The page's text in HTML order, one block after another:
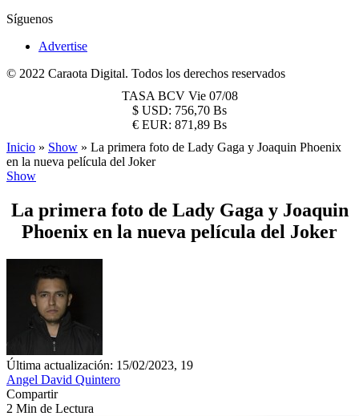
Síguenos
Advertise
© 2022 Caraota Digital. Todos los derechos reservados
TASA BCV Vie 07/08
$ USD: 756,70 Bs
€ EUR: 871,89 Bs
Inicio » Show » La primera foto de Lady Gaga y Joaquin Phoenix
en la nueva película del Joker
Show
La primera foto de Lady Gaga y Joaquin
Phoenix en la nueva película del Joker
Última actualización: 15/02/2023, 19
Angel David Quintero
Compartir
2 Min de Lectura